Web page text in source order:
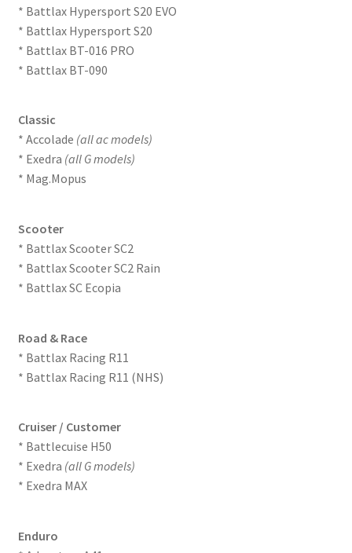
* Battlax Hypersport S20 EVO
* Battlax Hypersport S20
* Battlax BT-016 PRO
* Battlax BT-090
Classic
* Accolade (all ac models)
* Exedra (all G models)
* Mag.Mopus
Scooter
* Battlax Scooter SC2
* Battlax Scooter SC2 Rain
* Battlax SC Ecopia
Road & Race
* Battlax Racing R11
* Battlax Racing R11 (NHS)
Cruiser / Customer
* Battlecuise H50
* Exedra (all G models)
* Exedra MAX
Enduro